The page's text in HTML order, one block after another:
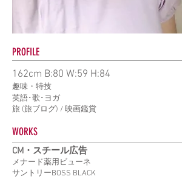
PROFILE
162cm B:80 W:59 H:84
趣味・特技
英語･歌･ヨガ
旅 (旅ブログ) / 映画鑑賞
WORKS
CM・スチール広告
メナード薬用ビューネ
サントリーBOSS BLACK